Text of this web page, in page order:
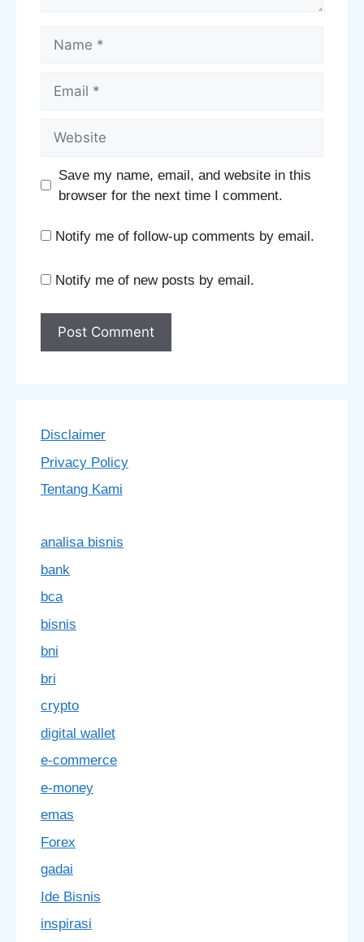
Save my name, email, and website in this
browser for the next time I comment.
Notify me of follow-up comments by email.
Notify me of new posts by email.
Disclaimer
Privacy Policy
Tentang Kami
analisa bisnis
bank
bca
bisnis
bni
bri
crypto
digital wallet
e-commerce
e-money
emas
Forex
gadai
Ide Bisnis
inspirasi